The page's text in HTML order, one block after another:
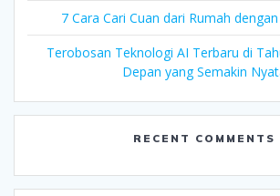
7 Cara Cari Cuan dari Rumah
Terobosan Teknologi AI Terbaru di
Depan yang Semakin
RECENT COMMENTS